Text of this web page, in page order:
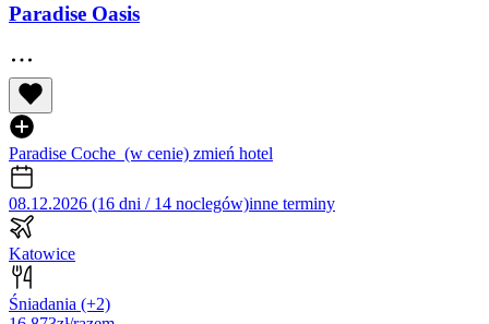
Paradise Oasis
Paradise Coche (w cenie) zmień hotel
08.12.2026 (16 dni / 14 noclegów)inne terminy
Katowice
Śniadania (+2)